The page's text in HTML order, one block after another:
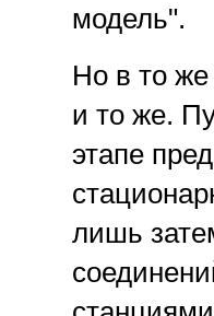
модель".
Но в то же
и то же.
этапе
лишь